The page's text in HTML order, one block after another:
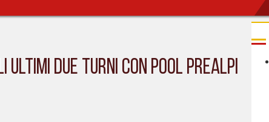
ULTIMI DUE TURNI CON POOL PREALPI